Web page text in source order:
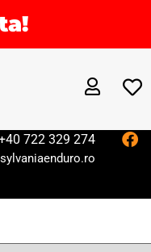
722 329 274